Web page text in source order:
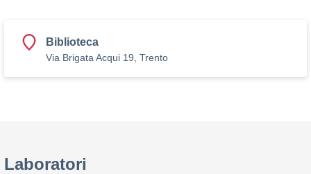
Biblioteca
Via Brigata Acqui 19, Trento
Laboratori